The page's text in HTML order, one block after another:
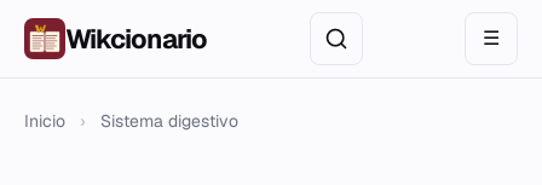
Wikcionario ☰
Inicio › Sistema digestivo